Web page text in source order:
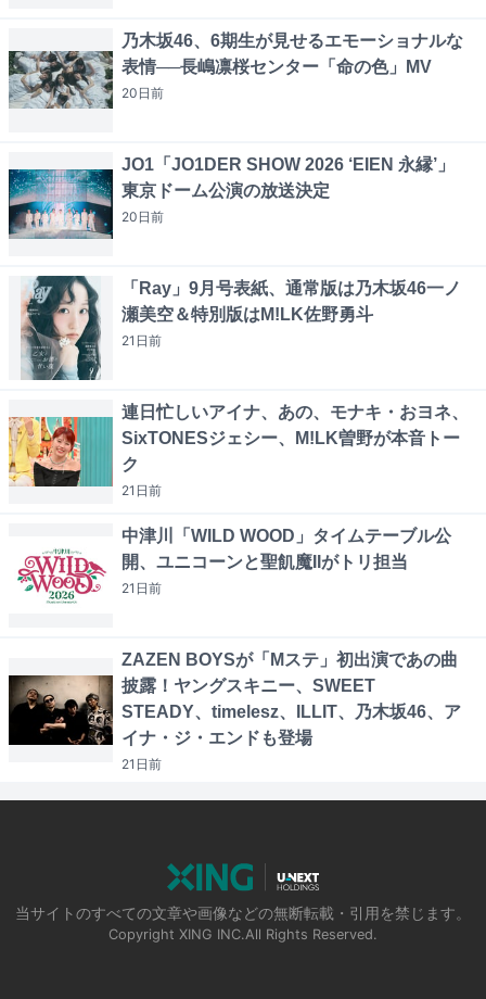
乃木坂46、6期生が見せるエモーショナルな
表情──長嶋凛桜センター「命の色」MV
20日前
JO1「JO1DER SHOW 2026 ‘EIEN 永縁’」
東京ドーム公演の放送決定
20日前
「Ray」9月号表紙、通常版は乃木坂46一ノ
瀬美空＆特別版はM!LK佐野勇斗
21日前
連日忙しいアイナ、あの、モナキ・おヨネ、
SixTONESジェシー、M!LK曽野が本音トー
ク
21日前
中津川「WILD WOOD」タイムテーブル公
開、ユニコーンと聖飢魔IIがトリ担当
21日前
ZAZEN BOYSが「Mステ」初出演であの曲
披露！ヤングスキニー、SWEET
STEADY、timelesz、ILLIT、乃木坂46、ア
イナ・ジ・エンドも登場
21日前
当サイトのすべての文章や画像などの無断転載・引用を禁じます。
Copyright XING INC.All Rights Reserved.